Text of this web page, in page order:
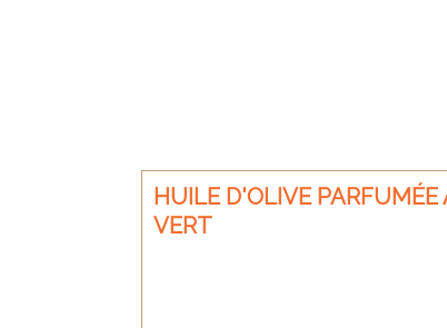
HUILE D'OLIVE
VERT